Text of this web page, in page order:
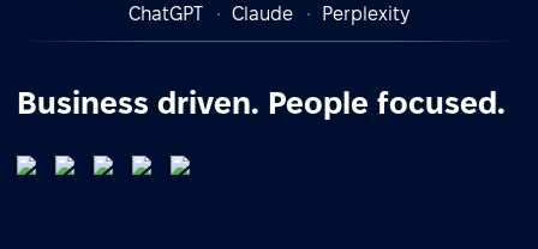
ChatGPT
Claude Perplexity
Business driven. People focused.